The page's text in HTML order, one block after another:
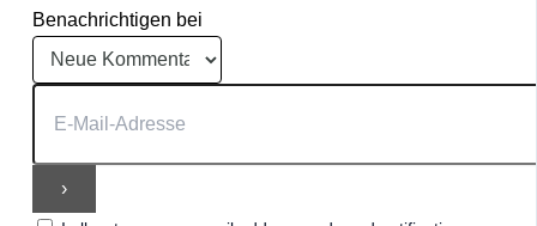
Benachrichtigen bei